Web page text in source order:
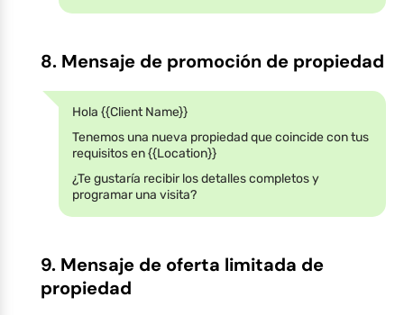
8. Mensaje de promoción de propiedad
Hola {{Client Name}}
Tenemos una nueva propiedad que coincide con tus
requisitos en {{Location}}
¿Te gustaría recibir los detalles completos y
programar una visita?
9. Mensaje de oferta limitada de
propiedad